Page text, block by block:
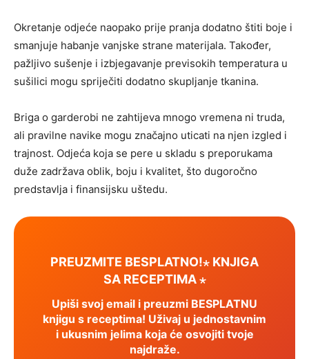
Okretanje odjeće naopako prije pranja dodatno štiti boje i
smanjuje habanje vanjske strane materijala. Također,
pažljivo sušenje i izbjegavanje previsokih temperatura u
sušilici mogu spriječiti dodatno skupljanje tkanina.
Briga o garderobi ne zahtijeva mnogo vremena ni truda,
ali pravilne navike mogu značajno uticati na njen izgled i
trajnost. Odjeća koja se pere u skladu s preporukama
duže zadržava oblik, boju i kvalitet, što dugoročno
predstavlja i finansijsku uštedu.
PREUZMITE BESPLATNO!⋆ KNJIGA
SA RECEPTIMA ⋆
Upiši svoj email i preuzmi BESPLATNU
knjigu s receptima! Uživaj u jednostavnim
i ukusnim jelima koja će osvojiti tvoje
najdraže.